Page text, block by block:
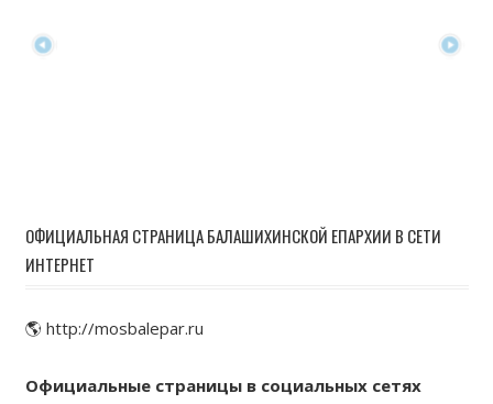
ОФИЦИАЛЬНАЯ СТРАНИЦА БАЛАШИХИНСКОЙ ЕПАРХИИ В СЕТИ
ИНТЕРНЕТ
🌎 http://mosbalepar.ru
Официальные страницы в социальных сетях